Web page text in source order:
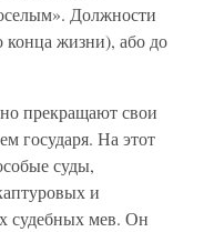
Должности
жизни), або до
прекращают свои
государя. На этот
суды,
и
судебных мев. Он